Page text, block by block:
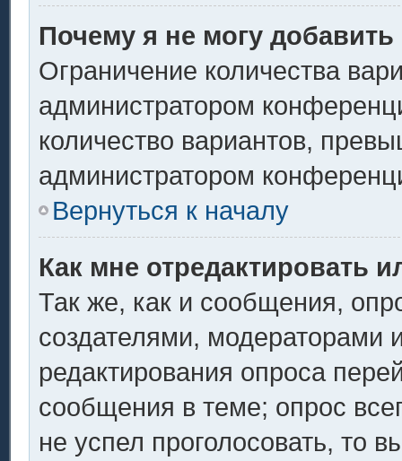
Почему я не могу
Ограничение количества
администратором
количество вариантов,
администратором
Вернуться к началу
Как мне отредактировать
Так же, как и сообщения,
создателями, модераторами
редактирования опроса
сообщения в теме; опрос
не успел проголосовать, то